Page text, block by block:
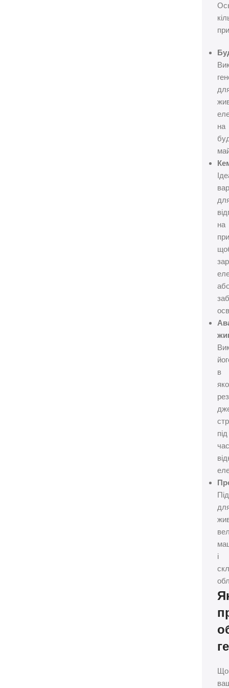
на
на
в
під
і